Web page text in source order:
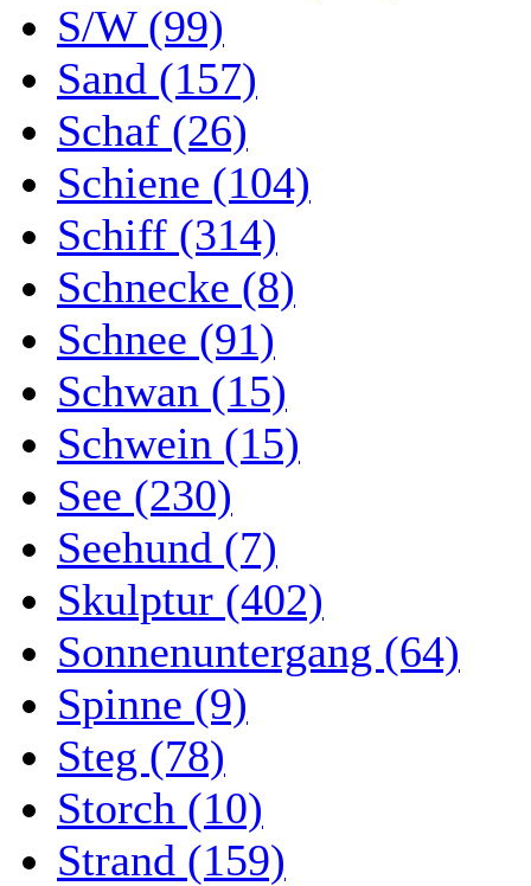
S/W (99)
Sand (157)
Schaf (26)
Schiene (104)
Schiff (314)
Schnecke (8)
Schnee (91)
Schwan (15)
Schwein (15)
See (230)
Seehund (7)
Skulptur (402)
Sonnenuntergang (64)
Spinne (9)
Steg (78)
Storch (10)
Strand (159)